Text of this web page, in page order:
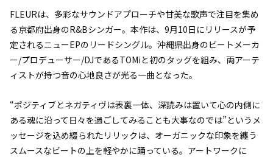
FLEURは、多彩なサウンドアプローチや甘美な歌声で注目を集め
る京都府出身のR&Bシンガー。本作は、9月10日にリリースが予
定されるニューEPのリードシングル。沖縄県出身のビートメーカ
ー/プロデューサー/DJであるTOMiと初のタッグを組み、両アーテ
ィストが持つ音の心地良さが光る一曲となった。
“ポジティブとネガティヴは表裏一体、深読みは置いて心の内側に
ある魂に沿って日々を過ごしてみることも大事なのでは”というメ
ッセージを込め綴られたリリックは、オーガニックな印象を纏う
スムースなビートの上を軽やかに踊っている。アートワークに